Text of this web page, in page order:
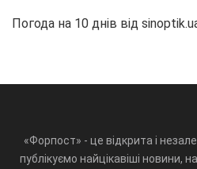
Погода на 10 днів від
«Форпост» - це відкрита і
публікуємо найцікавіші новини,